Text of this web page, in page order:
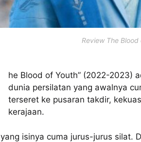
Review The Blood
he Blood of Youth” (2022-2023)
dunia persilatan yang awalnya
terseret ke pusaran takdir,
kerajaan.
yang isinya cuma jurus-jurus silat.